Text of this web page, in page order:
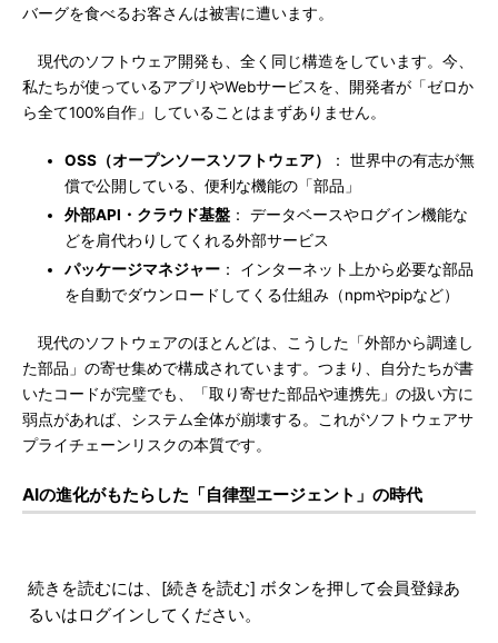
バーグを食べるお客さんは被害に遭います。
現代のソフトウェア開発も、全く同じ構造をしています。今、
私たちが使っているアプリやWebサービスを、開発者が「ゼロか
ら全て100%自作」していることはまずありません。
OSS（オープンソースソフトウェア）
： 世界中の有志が無
償で公開している、便利な機能の「部品」
外部API・クラウド基盤 ： データベースやログイン機能な
どを肩代わりしてくれる外部サービス
パッケージマネジャー ： インターネット上から必要な部品
を自動でダウンロードしてくる仕組み（npmやpipなど）
現代のソフトウェアのほとんどは、こうした「外部から調達し
た部品」の寄せ集めで構成されています。つまり、自分たちが書
いたコードが完璧でも、「取り寄せた部品や連携先」の扱い方に
弱点があれば、システム全体が崩壊する。これがソフトウェアサ
プライチェーンリスクの本質です。
AIの進化がもたらした「自律型エージェント」の時代
続きを読むには、[続きを読む] ボタンを押して会員登録あ
るいはログインしてください。